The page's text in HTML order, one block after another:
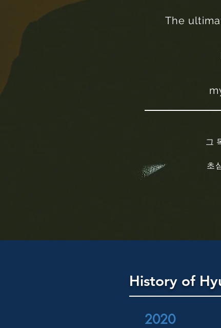
The
그
초
History of
2020